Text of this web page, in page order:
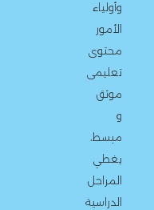
وأولياء
الأمور
محتوى
تعليمى
موثق
و
مبسط،
يغطي
المراحل
الدراسية